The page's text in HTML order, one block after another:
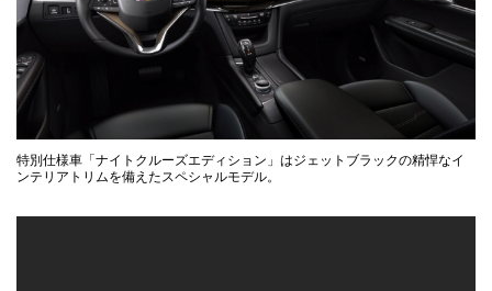
特別仕様車「ナイトクルーズエディション」はジェットブラックの精悍なイ
ンテリアトリムを備えたスペシャルモデル。